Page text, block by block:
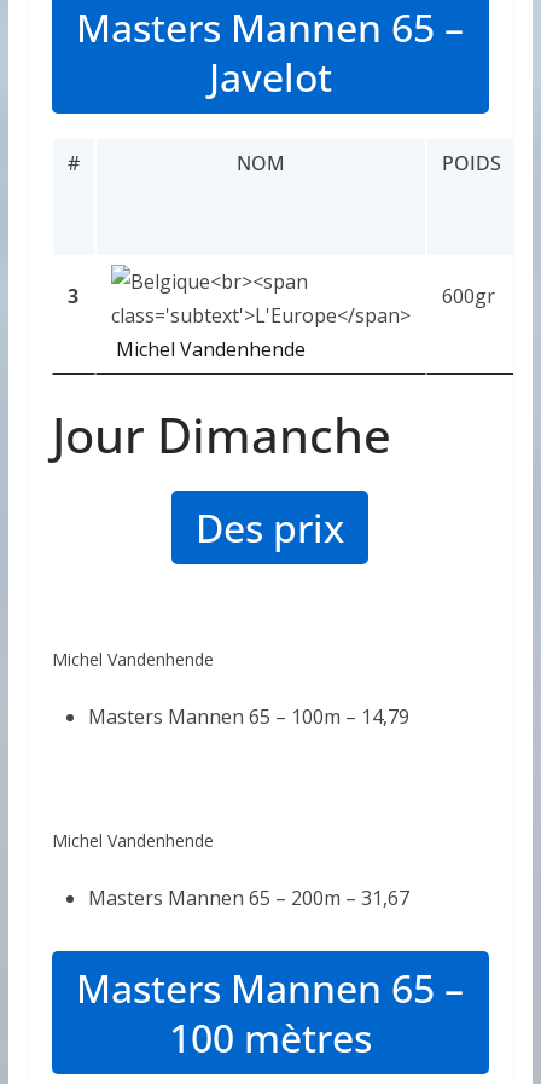
Masters Mannen 65 –
Javelot
# NOM POIDS
3
Michel Vandenhende
600gr
Jour Dimanche
Des prix
Michel Vandenhende
Masters Mannen 65 – 100m – 14,79
Michel Vandenhende
Masters Mannen 65 – 200m – 31,67
Masters Mannen 65 –
100 mètres